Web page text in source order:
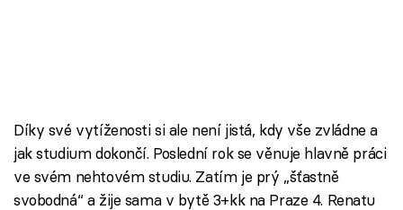
Díky své vytíženosti si ale není jistá, kdy vše zvládne a
jak studium dokončí. Poslední rok se věnuje hlavně práci
ve svém nehtovém studiu. Zatím je prý „šťastně
svobodná“ a žije sama v bytě 3+kk na Praze 4. Renatu